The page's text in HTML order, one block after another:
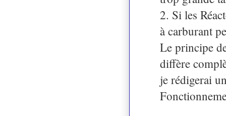
2. Si les
à carburant
Le principe
diffère
je rédigerai